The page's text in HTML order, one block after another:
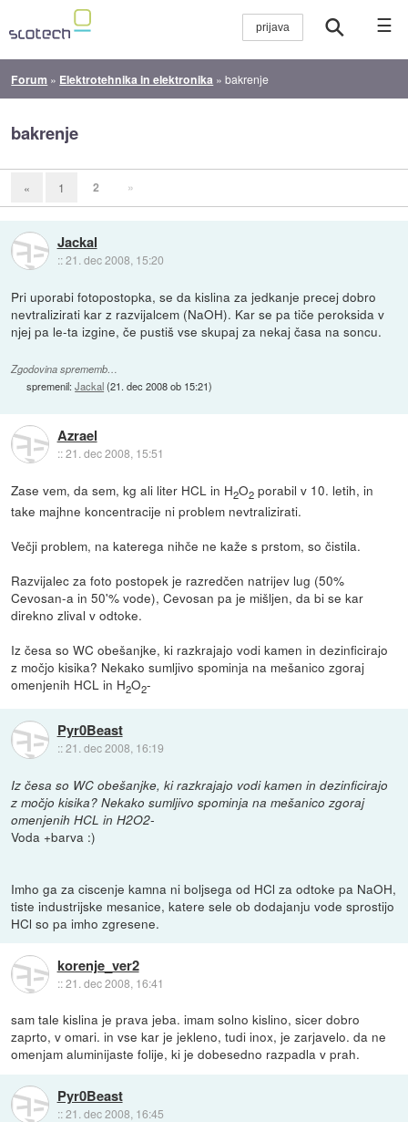
☰
Forum » Elektrotehnika in elektronika »bakrenje
bakrenje
« 1 2 »
Jackal
::21. dec 2008, 15:20
Pri uporabi fotopostopka, se da kislina za jedkanje precej dobro
nevtralizirati kar z razvijalcem (NaOH). Kar se pa tiče peroksida v
njej pa le-ta izgine, če pustiš vse skupaj za nekaj časa na soncu.
Zgodovina sprememb…
spremenil:Jackal(21. dec 2008 ob 15:21)
Azrael
::21. dec 2008, 15:51
Zase vem, da sem, kg ali liter HCL in H2O2 porabil v 10. letih, in
take majhne koncentracije ni problem nevtralizirati.
Večji problem, na katerega nihče ne kaže s prstom, so čistila.
Razvijalec za foto postopek je razredčen natrijev lug (50%
Cevosan-a in 50'% vode), Cevosan pa je mišljen, da bi se kar
direkno zlival v odtoke.
Iz česa so WC obešanjke, ki razkrajajo vodi kamen in dezinficirajo
z močjo kisika? Nekako sumljivo spominja na mešanico zgoraj
omenjenih HCL in H2O2-
Pyr0Beast
::21. dec 2008, 16:19
Iz česa so WC obešanjke, ki razkrajajo vodi kamen in dezinficirajo
z močjo kisika? Nekako sumljivo spominja na mešanico zgoraj
omenjenih HCL in H2O2-
Voda +barva :)
Imho ga za ciscenje kamna ni boljsega od HCl za odtoke pa NaOH,
tiste industrijske mesanice, katere sele ob dodajanju vode sprostijo
HCl so pa imho zgresene.
korenje_ver2
::21. dec 2008, 16:41
sam tale kislina je prava jeba. imam solno kislino, sicer dobro
zaprto, v omari. in vse kar je jekleno, tudi inox, je zarjavelo. da ne
omenjam aluminijaste folije, ki je dobesedno razpadla v prah.
Pyr0Beast
::21. dec 2008, 16:45